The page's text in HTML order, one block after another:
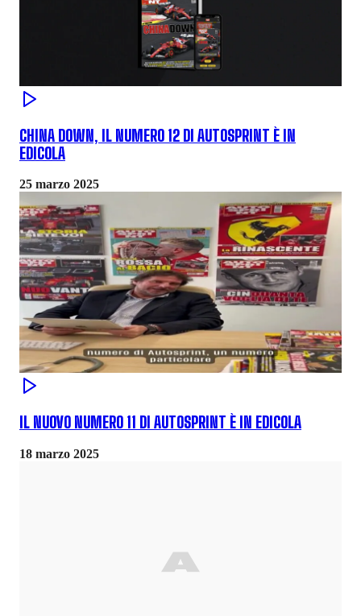
CHINA DOWN, IL NUMERO 12 DI AUTOSPRINT È IN
EDICOLA
25 marzo 2025
IL NUOVO NUMERO 11 DI AUTOSPRINT È IN EDICOLA
18 marzo 2025